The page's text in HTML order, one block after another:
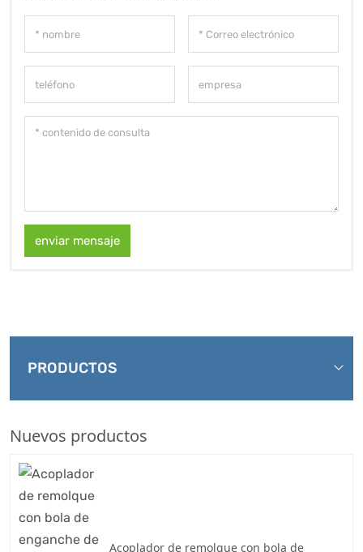
enviar mensaje
PRODUCTOS
Nuevos productos
Acoplador de remolque con bola de